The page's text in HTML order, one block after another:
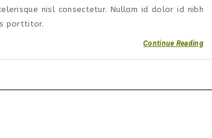
nisl consectetur. Nullam id dolor id nibh
porttitor.
Continue Reading